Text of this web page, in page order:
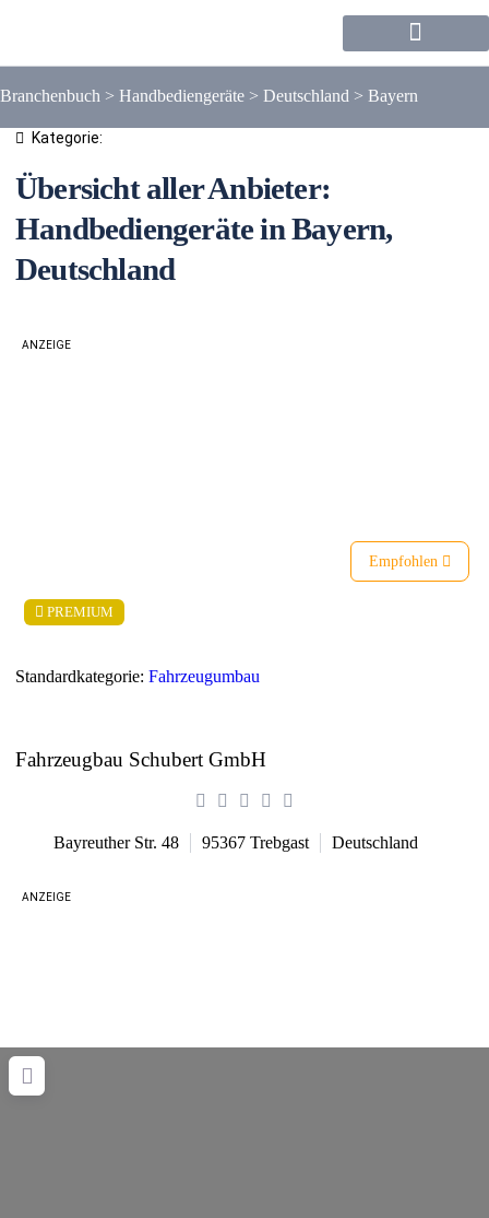
Branchenbuch > Handbediengeräte > Deutschland > Bayern
Kategorie:
Übersicht aller Anbieter:
Handbediengeräte in Bayern,
Deutschland
ANZEIGE
Empfohlen
PREMIUM
Standardkategorie: Fahrzeugumbau
Fahrzeugbau Schubert GmbH
Bayreuther Str. 48 95367 Trebgast Deutschland
ANZEIGE